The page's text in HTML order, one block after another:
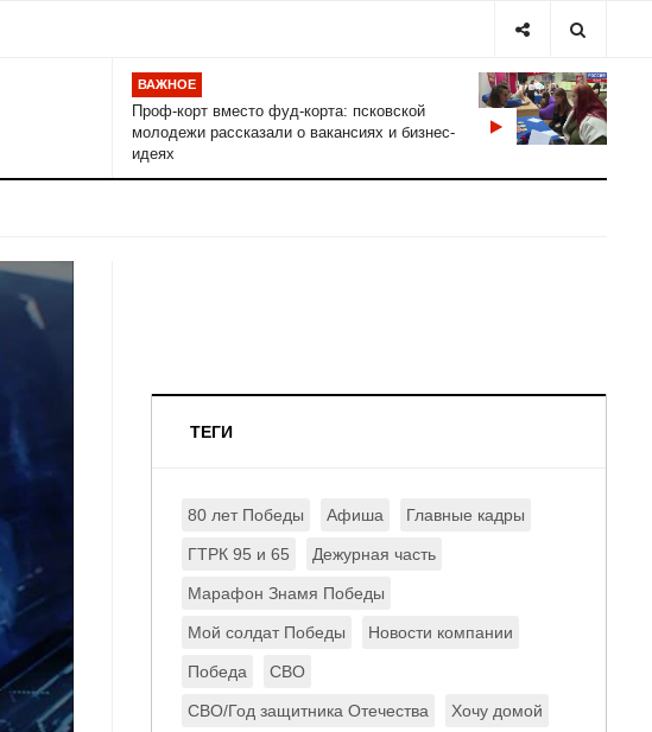
ВАЖНОЕ
Проф-корт вместо фуд-корта: псковской
молодежи рассказали о вакансиях и бизнес-
идеях
ТЕГИ
80 лет Победы Афиша Главные кадры
ГТРК 95 и 65 Дежурная часть
Марафон Знамя Победы
Мой солдат Победы Новости компании
Победа СВО
СВО/Год защитника Отечества Хочу домой